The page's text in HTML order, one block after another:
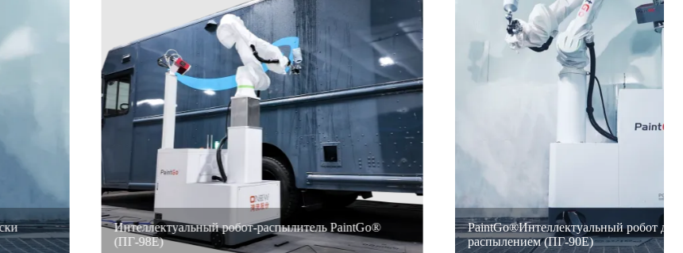
Интеллектуальный робот-распылитель PaintGo®
(ПГ-98E)
PaintGo®Интеллектуальный робот для окраски
распылением (ПГ-90E)